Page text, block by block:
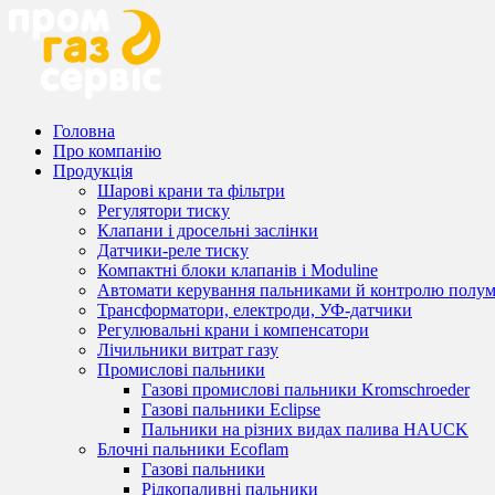
Головна
Про компанію
Продукція
Шарові крани та фільтри
Регулятори тиску
Клапани і дросельні заслінки
Датчики-реле тиску
Компактні блоки клапанів і Moduline
Автомати керування пальниками й контролю
Трансформатори, електроди, УФ-датчики
Регулювальні крани і компенсатори
Лічильники витрат газу
Промислові пальники
Газові промислові пальники Kromschroeder
Газові пальники Eclipse
Пальники на різних видах палива HAUCK
Блочні пальники Ecoflam
Газові пальники
Рідкопаливні пальники